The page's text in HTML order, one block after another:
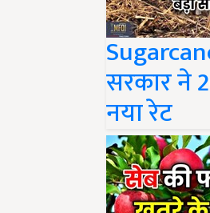
सरकार ने
नया रेट